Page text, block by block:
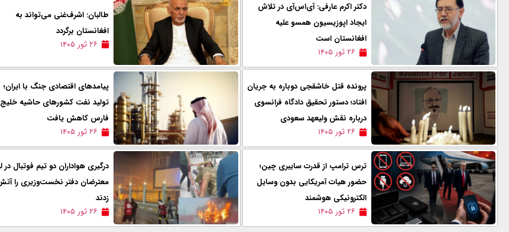
دکتر اکرم عارفی: آی‌اس‌آی در تلاش
ایجاد اپوزیسیون همسو علیه
افغانستان است
۲۶ ثور ۱۴۰۵
طالبان: اشرف‌غنی می‌تواند به
افغانستان برگردد
۲۶ ثور ۱۴۰۵
پرونده قتل خاشقجی دوباره به جریان
افتاد؛ دستور تحقیق دادگاه فرانسوی
درباره نقش ولیعهد سعودی
۲۶ ثور ۱۴۰۵
پیامدهای اقتصادی جنگ با ایران؛
تولید نفت کشورهای حاشیه خلیج
فارس کاهش یافت
۲۶ ثور ۱۴۰۵
ترس ترامپ از قدرت سایبری چین؛
حضور هیات آمریکایی بدون وسایل
الکترونیکی هوشمند
۲۶ ثور ۱۴۰۵
درگیری هواداران دو تیم فوتبال در
معترضان دفتر نخست‌وزیری را
زدند
۲۶ ثور ۱۴۰۵